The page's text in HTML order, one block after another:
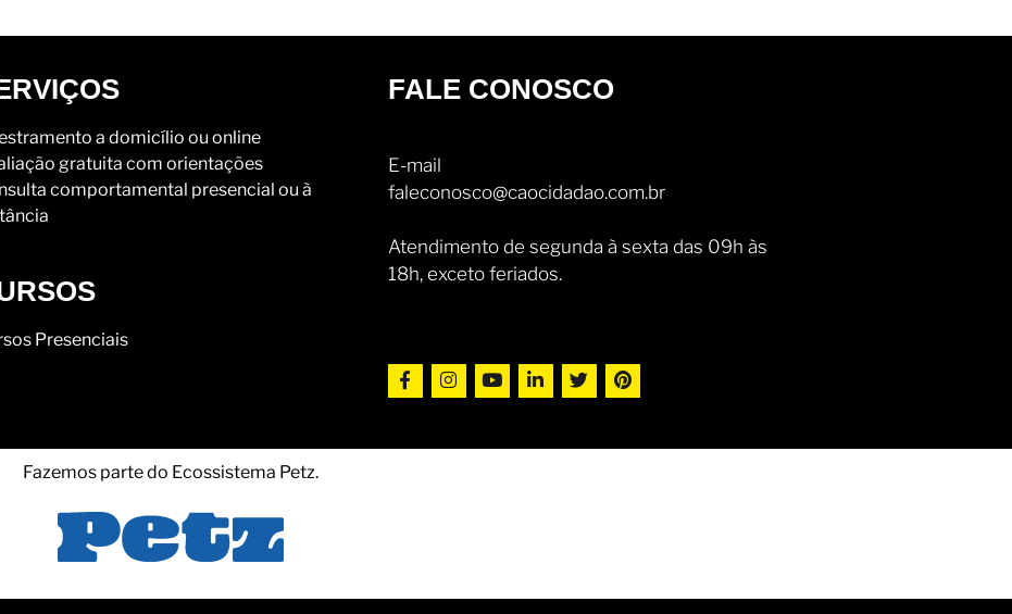
a domicílio ou online
gratuita com orientações
comportamental presencial ou à
Presenciais
FALE CONOSCO
E-mail
faleconosco@caocidadao.com.br
Atendimento de segunda à sexta das 09h às
18h, exceto feriados.
Fazemos parte do Ecossistema Petz.